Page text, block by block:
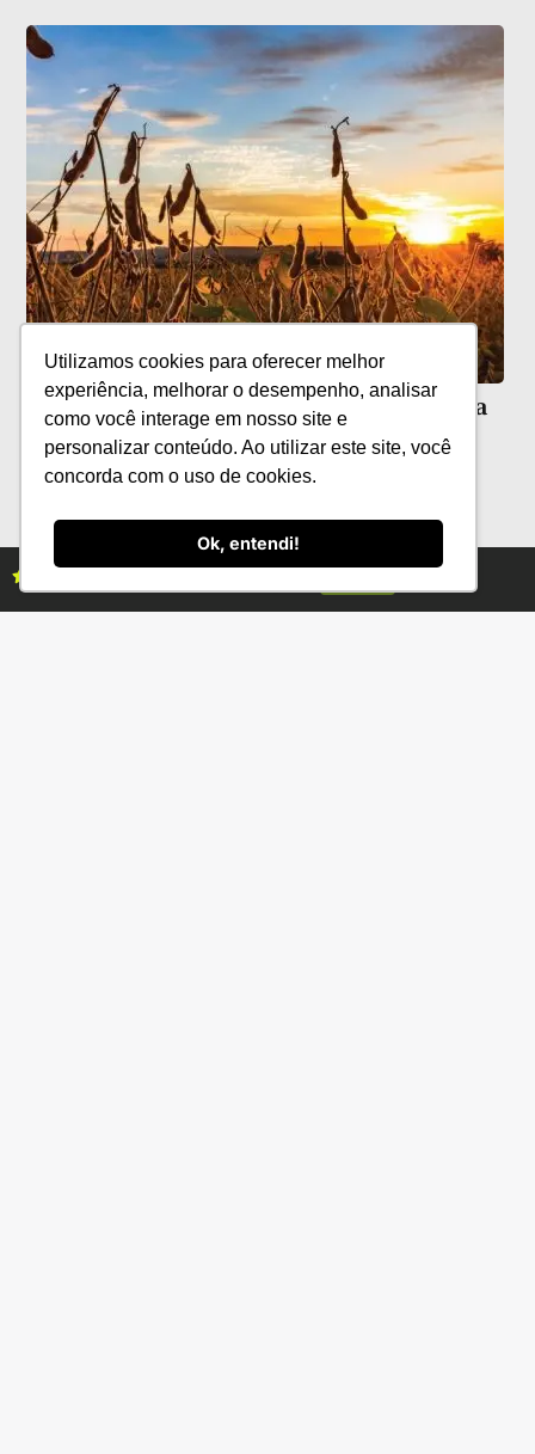
Utilizamos cookies para oferecer melhor
experiência, melhorar o desempenho, analisar
como você interage em nosso site e
personalizar conteúdo. Ao utilizar este site, você
concorda com o uso de cookies.
Ok, entendi!
Solo, genética e manejo: a tríade contra
as perdas climáticas